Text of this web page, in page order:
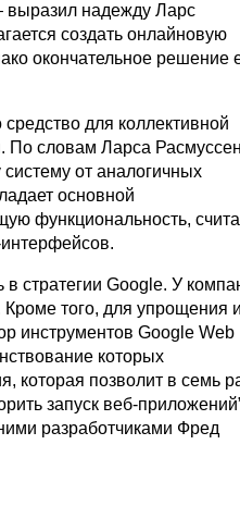
выразил надежду Ларс
создать онлайновую
окончательное решение
для коллективной
По словам Ларса
от аналогичных
основной
функциональность,
стратегии Google. У
Кроме того, для упрощения и
инструментов Google Web
которых
которая позволит в семь
запуск веб-
разработчиками Фред